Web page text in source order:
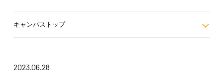
キャンパストップ
2023.06.28